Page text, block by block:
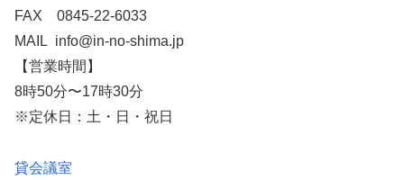
FAX 0845-22-6033
MAIL info@in-no-shima.jp
【営業時間】
8時50分〜17時30分
※定休日：土・日・祝日
貸会議室